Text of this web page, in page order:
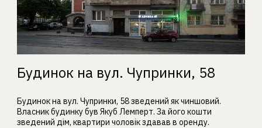
Будинок на вул. Чупринки, 58
Будинок на вул. Чупринки, 58 зведений як чиншовий.
Власник будинку був Якуб Лемперт. За його кошти
зведений дім, квартири чоловік здавав в оренду.